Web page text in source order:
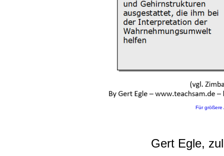
Für größere
Gert Egle,